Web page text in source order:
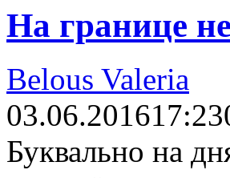
На границе
Belous Valeria
03.06.201617:23
Буквально на